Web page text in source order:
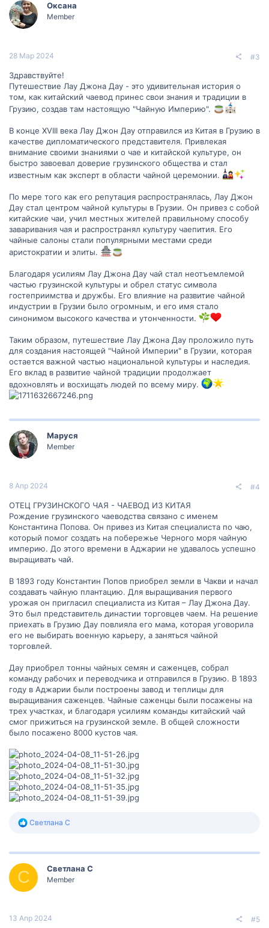
Оксана
Member
28 Мар 2024 #3
Здравствуйте!
Путешествие Лау Джона Дау - это удивительная история о
том, как китайский чаевод принес свои знания и традиции в
Грузию, создав там настоящую "Чайную Империю".
В конце XVIII века Лау Джон Дау отправился из Китая в Грузию в
качестве дипломатического представителя. Привлекая
внимание своими знаниями о чае и китайской культуре, он
быстро завоевал доверие грузинского общества и стал
известным как эксперт в области чайной церемонии.
По мере того как его репутация распространялась, Лау Джон
Дау стал центром чайной культуры в Грузии. Он привез с собой
китайские чаи, учил местных жителей правильному способу
заваривания чая и распространял культуру чаепития. Его
чайные салоны стали популярными местами среди
аристократии и элиты.
Благодаря усилиям Лау Джона Дау чай стал неотъемлемой
частью грузинской культуры и обрел статус символа
гостеприимства и дружбы. Его влияние на развитие чайной
индустрии в Грузии было огромным, и его имя стало
синонимом высокого качества и утонченности.
Таким образом, путешествие Лау Джона Дау проложило путь
для создания настоящей "Чайной Империи" в Грузии, которая
остается важной частью национальной культуры и наследия.
Его вклад в развитие чайной традиции продолжает
вдохновлять и восхищать людей по всему миру.
Маруся
Member
8 Апр 2024 #4
ОТЕЦ ГРУЗИНСКОГО ЧАЯ - ЧАЕВОД ИЗ КИТАЯ
Рождение грузинского чаеводства связано с именем
Константина Попова. Он привез из Китая специалиста по чаю,
который помог создать на побережье Черного моря чайную
империю. До этого времени в Аджарии не удавалось успешно
выращивать чай.
В 1893 году Константин Попов приобрел земли в Чакви и начал
создавать чайную плантацию. Для выращивания первого
урожая он пригласил специалиста из Китая – Лау Джона Дау.
Это был представитель династии торговцев чаем. На решение
приехать в Грузию Дау повлияла его мама, которая уговорила
его не выбирать военную карьеру, а заняться чайной
торговлей.
Дау приобрел тонны чайных семян и саженцев, собрал
команду рабочих и переводчика и отправился в Грузию. В 1893
году в Аджарии были построены завод и теплицы для
выращивания саженцев. Чайные саженцы были посажены на
трех участках, и благодаря усилиям команды китайский чай
смог прижиться на грузинской земле. В общей сложности
было посажено 8000 кустов чая.
Р
к
и
и
:
Светлана С
С Светлана С
Member
13 Апр 2024 #5